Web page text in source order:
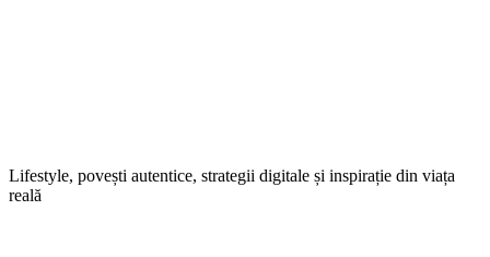
Lifestyle, povești autentice, strategii digitale și inspirație din viața
reală